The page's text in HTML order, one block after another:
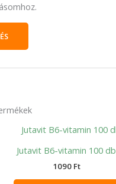
Jutavit B6-vitamin 100 db
1090 Ft